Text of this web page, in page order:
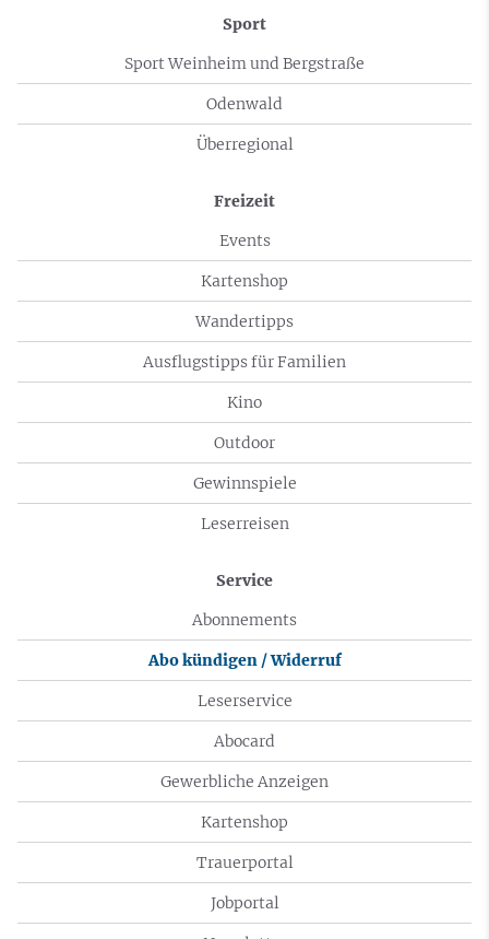
Sport
Sport Weinheim und Bergstraße
Odenwald
Überregional
Freizeit
Events
Kartenshop
Wandertipps
Ausflugstipps für Familien
Kino
Outdoor
Gewinnspiele
Leserreisen
Service
Abonnements
Abo kündigen / Widerruf
Leserservice
Abocard
Gewerbliche Anzeigen
Kartenshop
Trauerportal
Jobportal